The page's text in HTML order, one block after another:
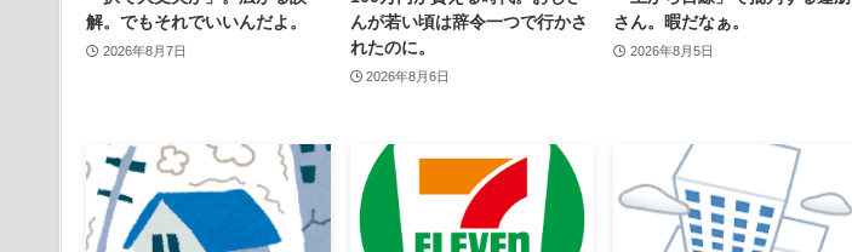
解。でもそれでいいんだよ。
2026年8月7日
んが若い頃は辞令一つで行かさ
れたのに。
2026年8月6日
さん。暇だなぁ。
2026年8月5日